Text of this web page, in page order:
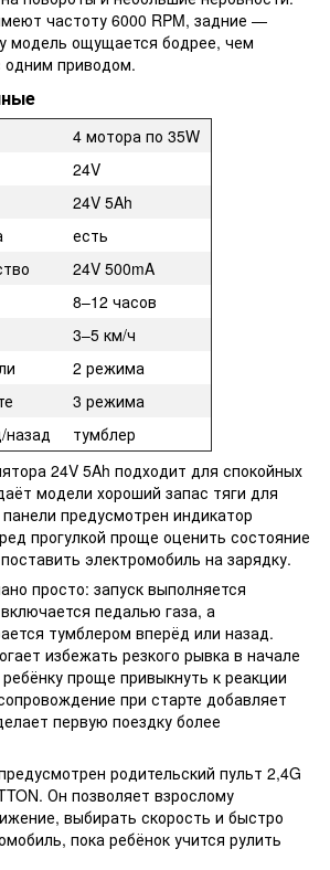
частоту 6000 RPM, задние —
модель ощущается бодрее, чем
приводом.
4 мотора по 35W
24V
24V 5Ah
есть
24V 500mA
8–12 часов
3–5 км/ч
2 режима
3 режима
тумблер
24V 5Ah подходит для спокойных
модели хороший запас тяги для
предусмотрен индикатор
прогулкой проще оценить состояние
электромобиль на зарядку.
просто: запуск выполняется
педалью газа, а
тумблером вперёд или назад.
избежать резкого рывка в начале
проще привыкнуть к реакции
при старте добавляет
первую поездку более
родительский пульт 2,4G
Он позволяет взрослому
выбирать скорость и быстро
пока ребёнок учится рулить